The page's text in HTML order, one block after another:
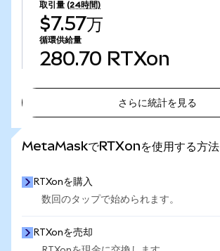
取引量 (24時間)
$7.57万
循環供給量
280.70 RTXon
さらに統計を見る
MetaMaskでRTXonを使用する方法
RTXonを購入
数回のタップで始められます。
RTXonを売却